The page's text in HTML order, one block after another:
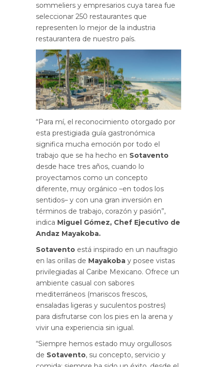
sommeliers y empresarios cuya tarea fue
seleccionar 250 restaurantes que
representen lo mejor de la industria
restaurantera de nuestro país.
“Para mí, el reconocimiento otorgado por
esta prestigiada guía gastronómica
significa mucha emoción por todo el
trabajo que se ha hecho en Sotavento
desde hace tres años, cuando lo
proyectamos como un concepto
diferente, muy orgánico –en todos los
sentidos– y con una gran inversión en
términos de trabajo, corazón y pasión”,
indica Miguel Gómez, Chef Ejecutivo de
Andaz Mayakoba.
Sotavento está inspirado en un naufragio
en las orillas de Mayakoba y posee vistas
privilegiadas al Caribe Mexicano. Ofrece un
ambiente casual con sabores
mediterráneos (mariscos frescos,
ensaladas ligeras y suculentos postres)
para disfrutarse con los pies en la arena y
vivir una experiencia sin igual.
“Siempre hemos estado muy orgullosos
de Sotavento, su concepto, servicio y